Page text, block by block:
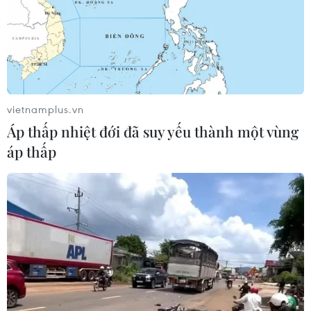
CƠ QUAN CHỦ QUẢN: THÔNG TẤN XÃ VIỆT NAM
Tổng Biên tập: TRẦN TIẾN DUẨN
Phó Tổng Biên tập: NGUYỄN THỊ TÁM, KHÚC THANH
Sở hữu trí tuệ
Quy định sử dụng
RSS
Ngôn ngữ
TTXVN
Dịch vụ tin
Quảng cáo
vietnamplus.vn
Áp thấp nhiệt đới đã suy yếu thành một vùng
áp thấp